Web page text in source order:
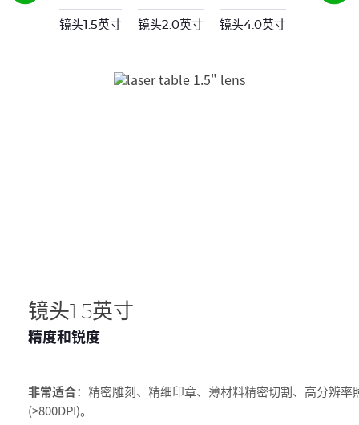
镜头1.5英寸 镜头2.0英寸 镜头4.0英寸
镜头1.5英寸
精度和锐度
非常适合：精密雕刻、精细印章、薄材料精密切割、高分辨率
(>800DPI)。